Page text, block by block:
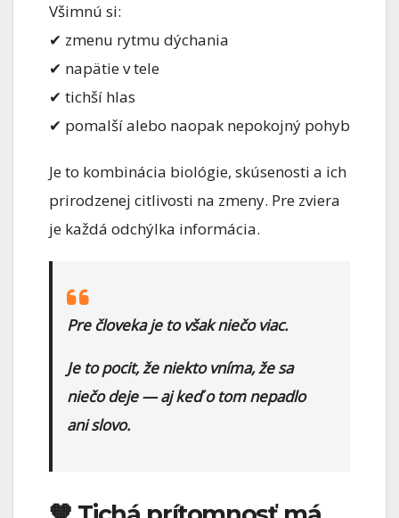
Všimnú si:
✔ zmenu rytmu dýchania
✔ napätie v tele
✔ tichší hlas
✔ pomalší alebo naopak nepokojný pohyb
Je to kombinácia biológie, skúsenosti a ich
prirodzenej citlivosti na zmeny. Pre zviera
je každá odchýlka informácia.
Pre človeka je to však niečo viac.
Je to pocit, že niekto vníma, že sa
niečo deje — aj keď o tom nepadlo
ani slovo.